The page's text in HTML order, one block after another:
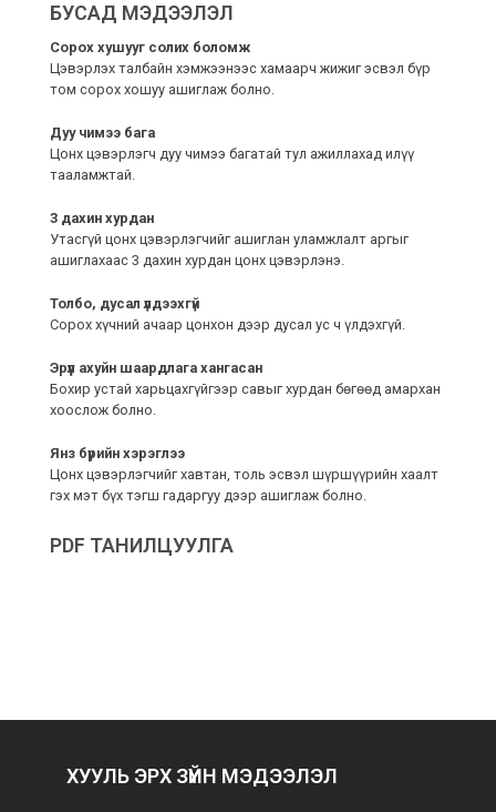
БУСАД МЭДЭЭЛЭЛ
Сорох хушууг солих боломж
Цэвэрлэх талбайн хэмжээнээс хамаарч жижиг эсвэл бүр
том сорох хошуу ашиглаж болно.
Дуу чимээ бага
Цонх цэвэрлэгч дуу чимээ багатай тул ажиллахад илүү
тааламжтай.
3 дахин хурдан
Утасгүй цонх цэвэрлэгчийг ашиглан уламжлалт аргыг
ашиглахаас 3 дахин хурдан цонх цэвэрлэнэ.
Толбо, дусал үлдээхгүй
Сорох хүчний ачаар цонхон дээр дусал ус ч үлдэхгүй.
Эрүүл ахуйн шаардлага хангасан
Бохир устай харьцахгүйгээр савыг хурдан бөгөөд амархан
хоослож болно.
Янз бүрийн хэрэглээ
Цонх цэвэрлэгчийг хавтан, толь эсвэл шүршүүрийн хаалт
гэх мэт бүх тэгш гадаргуу дээр ашиглаж болно.
PDF ТАНИЛЦУУЛГА
ХУУЛЬ ЭРХ ЗҮЙН МЭДЭЭЛЭЛ